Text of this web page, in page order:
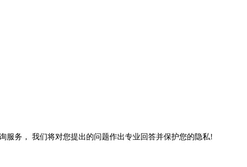
服务， 我们将对您提出的问题作出专业回答并保护您的隐私!